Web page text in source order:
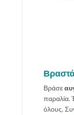
Βράσε
παραλία.
όλους.